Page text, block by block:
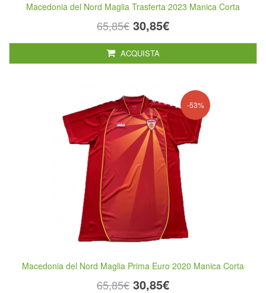
Macedonia del Nord Maglia Trasferta 2023 Manica Corta
65,85€ 30,85€
ACQUISTA
-53%
Macedonia del Nord Maglia Prima Euro 2020 Manica Corta
65,85€ 30,85€